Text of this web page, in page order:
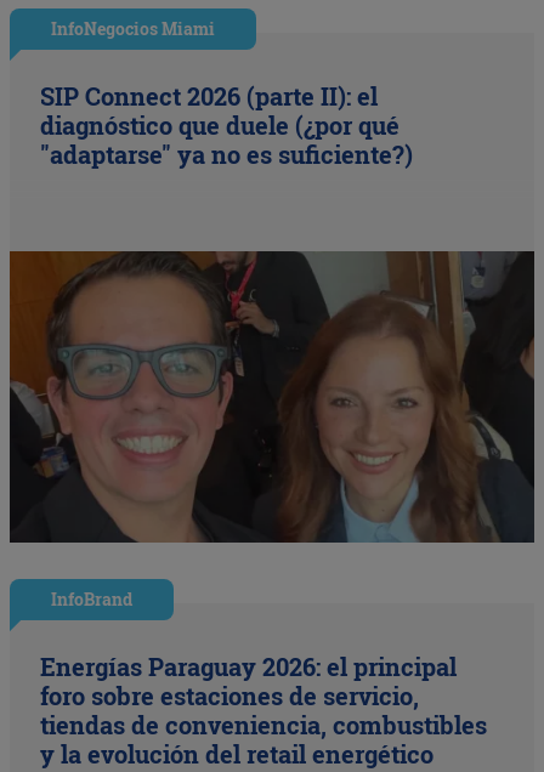
InfoNegocios Miami
SIP Connect 2026 (parte II): el
diagnóstico que duele (¿por qué
"adaptarse" ya no es suficiente?)
InfoBrand
Energías Paraguay 2026: el principal
foro sobre estaciones de servicio,
tiendas de conveniencia, combustibles
y la evolución del retail energético